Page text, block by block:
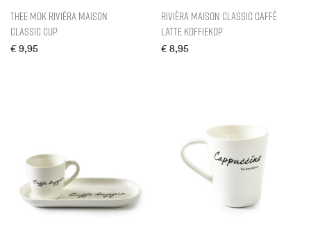
Thee Mok Rivièra Maison
Classic Cup
€ 9,95
Rivièra Maison Classic Caffè
Latte Koffiekop
€ 8,95